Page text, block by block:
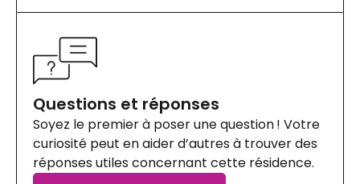
Questions et réponses
Soyez le premier à poser une question ! Votre
curiosité peut en aider d’autres à trouver des
réponses utiles concernant cette résidence.